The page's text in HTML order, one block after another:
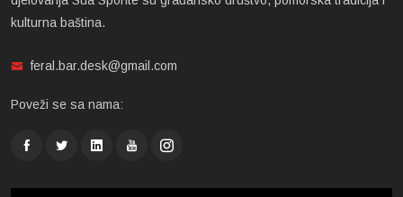
kulturna baština.
feral.bar.desk@gmail.com
Poveži se sa nama: